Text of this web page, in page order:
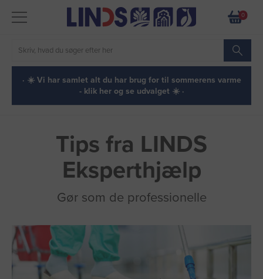
0
· ☀️ Vi har samlet alt du har brug for til sommerens varme
- klik her og se udvalget ☀️ ·
Tips fra LINDS
Eksperthjælp
Gør som de professionelle